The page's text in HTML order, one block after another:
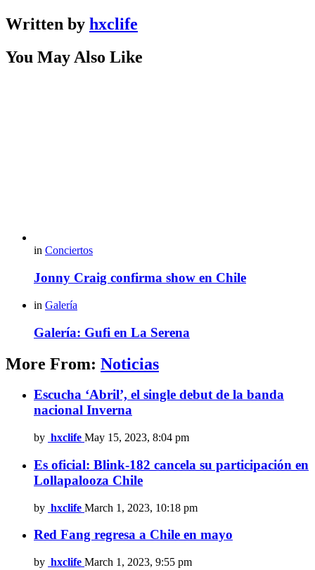
Written by hxclife
You May Also Like
in Conciertos
Jonny Craig confirma show en Chile
in Galería
Galería: Gufi en La Serena
More From: Noticias
Escucha ‘Abril’, el single debut de la banda
nacional Inverna
by hxclife May 15, 2023, 8:04 pm
Es oficial: Blink-182 cancela su participación en
Lollapalooza Chile
by hxclife March 1, 2023, 10:18 pm
Red Fang regresa a Chile en mayo
by hxclife March 1, 2023, 9:55 pm